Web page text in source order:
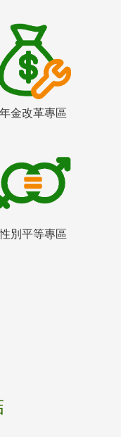
年金改革專區
性別平等專區